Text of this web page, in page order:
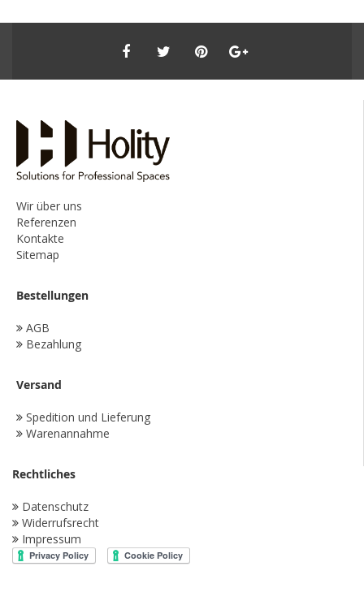
Wir über uns
Referenzen
Kontakte
Sitemap
Bestellungen
AGB
Bezahlung
Versand
Spedition und Lieferung
Warenannahme
Rechtliches
Datenschutz
Widerrufsrecht
Impressum